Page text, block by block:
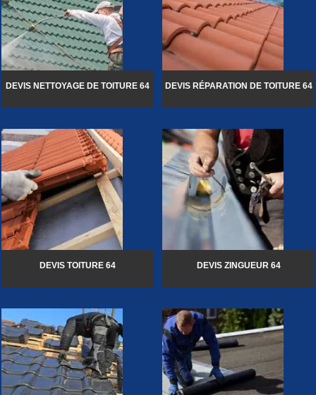
DEVIS NETTOYAGE DE TOITURE 64 DEVIS RÉPARATION DE TOITURE 64
DEVIS TOITURE 64 DEVIS ZINGUEUR 64